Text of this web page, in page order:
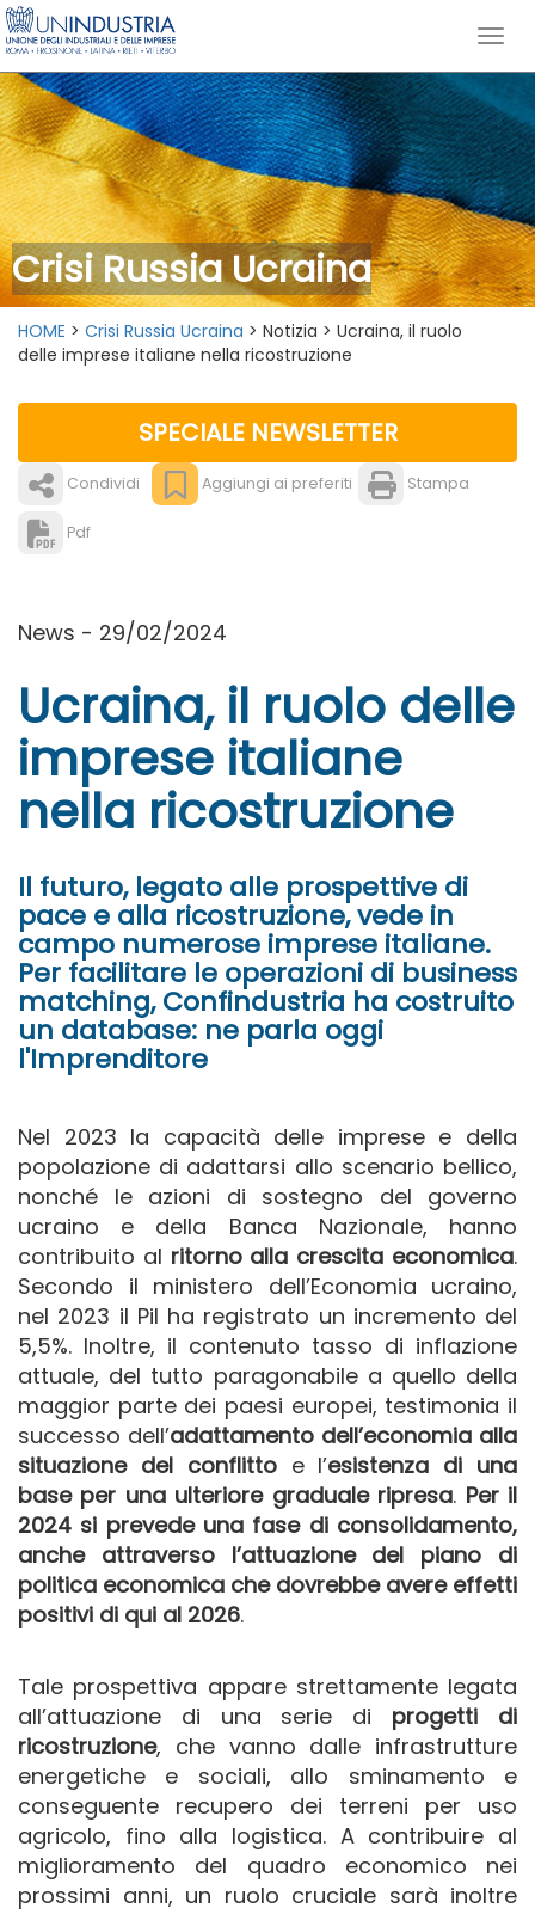
Crisi Russia Ucraina
HOME > Crisi Russia Ucraina > Notizia > Ucraina, il ruolo
delle imprese italiane nella ricostruzione
SPECIALE NEWSLETTER
Condividi Aggiungi ai preferiti Stampa
Pdf
News - 29/02/2024
Ucraina, il ruolo delle
imprese italiane
nella ricostruzione
Il futuro, legato alle prospettive di
pace e alla ricostruzione, vede in
campo numerose imprese italiane.
Per facilitare le operazioni di business
matching, Confindustria ha costruito
un database: ne parla oggi
l'Imprenditore
Nel 2023 la capacità delle imprese e della
popolazione di adattarsi allo scenario bellico,
nonché le azioni di sostegno del governo
ucraino e della Banca Nazionale, hanno
contribuito al ritorno alla crescita economica.
Secondo il ministero dell’Economia ucraino,
nel 2023 il Pil ha registrato un incremento del
5,5%. Inoltre, il contenuto tasso di inflazione
attuale, del tutto paragonabile a quello della
maggior parte dei paesi europei, testimonia il
successo dell’adattamento dell’economia alla
situazione del conflittoe l’esistenza di una
base per una ulteriore graduale ripresa. Per il
2024 si prevede una fase di consolidamento,
anche attraverso l’attuazione del piano di
politica economica che dovrebbe avere effetti
positivi di qui al 2026.
Tale prospettiva appare strettamente legata
all’attuazione di una serie di progetti di
ricostruzione, che vanno dalle infrastrutture
energetiche e sociali, allo sminamento e
conseguente recupero dei terreni per uso
agricolo, fino alla logistica. A contribuire al
miglioramento del quadro economico nei
prossimi anni, un ruolo cruciale sarà inoltre